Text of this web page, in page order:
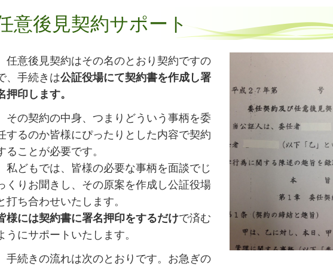
意後見契約サポート
任意後見契約はその名のとおり契約ですの
、手続きは公証役場にて契約書を作成し署
押印します。
その契約の中身、つまりどういう事柄を委
するのか皆様にぴったりとした内容で契約
ることが必要です。
私どもでは、皆様の必要な事柄を面談でじ
くりお聞きし、その原案を作成し公証役場
打ち合わせいたします。
様には契約書に署名押印をするだけで済む
うにサポートいたします。
手続きの流れは次のとおりです。お急ぎの